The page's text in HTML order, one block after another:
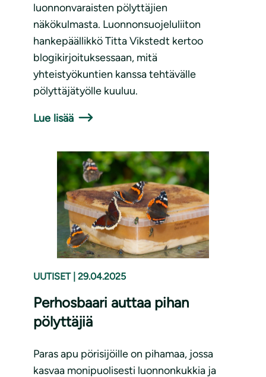
luonnonvaraisten pölyttäjien
näkökulmasta. Luonnonsuojeluliiton
hankepäällikkö Titta Vikstedt kertoo
blogikirjoituksessaan, mitä
yhteistyökuntien kanssa tehtävälle
pölyttäjätyölle kuuluu.
Lue lisää
UUTISET 29.04.2025
Perhosbaari auttaa pihan
pölyttäjiä
Paras apu pörisijöille on pihamaa, jossa
kasvaa monipuolisesti luonnonkukkia ja